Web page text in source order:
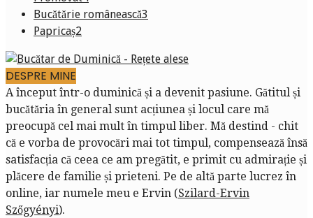
Bucătărie românească3
Papricaș2
DESPRE MINE
A început într-o duminică și a devenit pasiune. Gătitul și
bucătăria în general sunt acțiunea și locul care mă
preocupă cel mai mult în timpul liber. Mă destind - chit
că e vorba de provocări mai tot timpul, compensează însă
satisfacția că ceea ce am pregătit, e primit cu admirație și
plăcere de familie și prieteni. Pe de altă parte lucrez în
online, iar numele meu e Ervin (Szilard-Ervin
Szőgyényi).